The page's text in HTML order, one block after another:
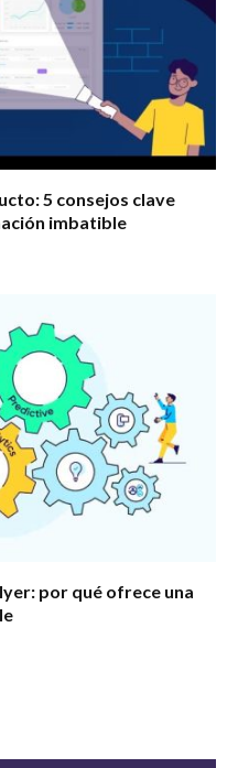
5 consejos clave
imbatible
por qué ofrece una